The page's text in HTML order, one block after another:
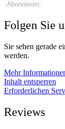
Abonnieren
Folgen Sie
Sie sehen gerade
werden.
Mehr
Inhalt entsperren
Erforderlichen
Reviews